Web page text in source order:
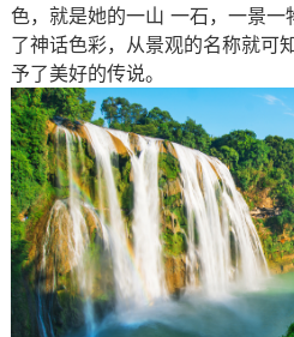
色，就是她的一山 一石，一景
了神话色彩，从景观的名称就可
予了美好的传说。